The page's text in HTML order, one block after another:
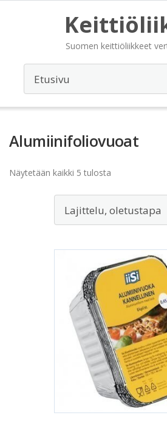
Suomen keittiöliikkeet
Alumiinifoliovuoat
Näytetään kaikki 5 tulosta